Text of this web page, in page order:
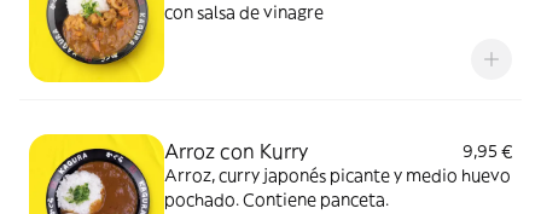
con salsa de vinagre
Arroz con Kurry
9,95 €
Arroz, curry japonés picante y medio huevo
pochado. Contiene panceta.